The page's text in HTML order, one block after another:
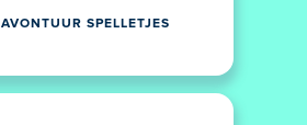
AVONTUUR SPELLETJES